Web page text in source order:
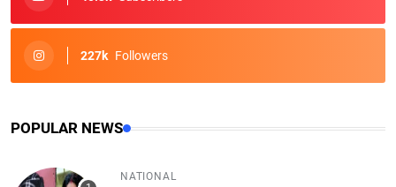
227k Followers
POPULAR NEWS
NATIONAL